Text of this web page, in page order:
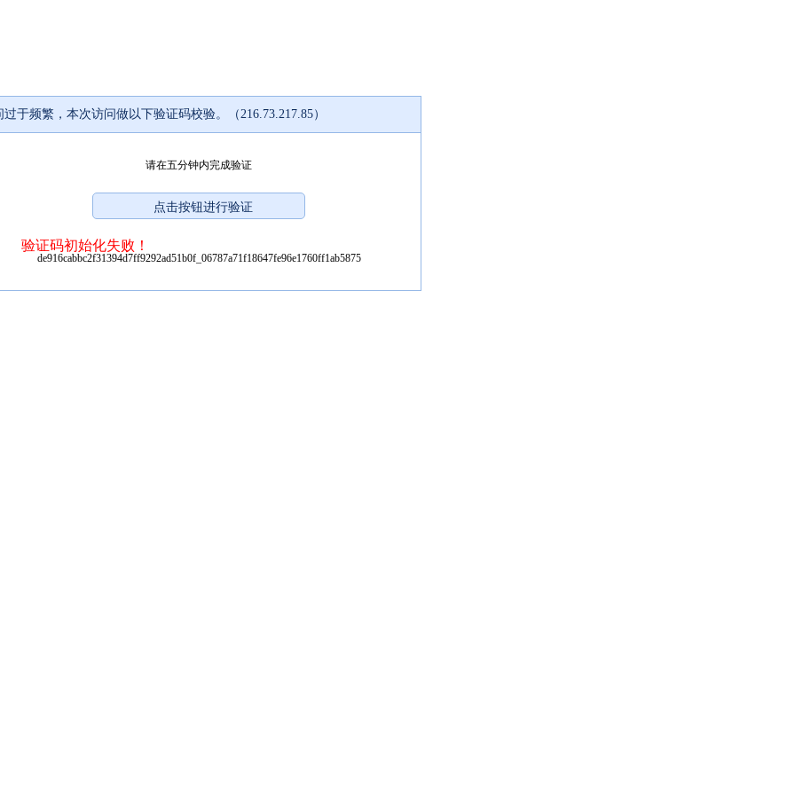
过于频繁，本次访问做以下验证码校验。（216.73.217.85）
请在五分钟内完成验证
验证码初始化失败！
de916cabbc2f31394d7ff9292ad51b0f_06787a71f18647fe96e1760ff1ab5875